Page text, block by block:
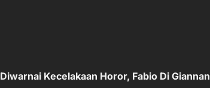
Diwarnai Kecelakaan Horor, Fabio Di